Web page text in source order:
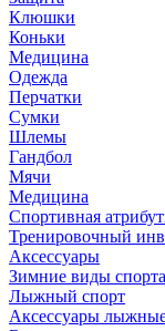
Клюшки
Коньки
Медицина
Одежда
Перчатки
Сумки
Шлемы
Гандбол
Мячи
Медицина
Спортивная
Тренировочный
Аксессуары
Зимние виды спорта
Лыжный спорт
Аксессуары